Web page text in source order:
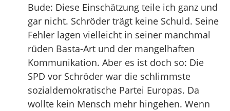
Bude: Diese Einschätzung teile ich ganz und
gar nicht. Schröder trägt keine Schuld. Seine
Fehler lagen vielleicht in seiner manchmal
rüden Basta-Art und der mangelhaften
Kommunikation. Aber es ist doch so: Die
SPD vor Schröder war die schlimmste
sozialdemokratische Partei Europas. Da
wollte kein Mensch mehr hingehen. Wenn